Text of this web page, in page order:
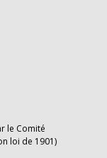
le Comité
loi de 1901)